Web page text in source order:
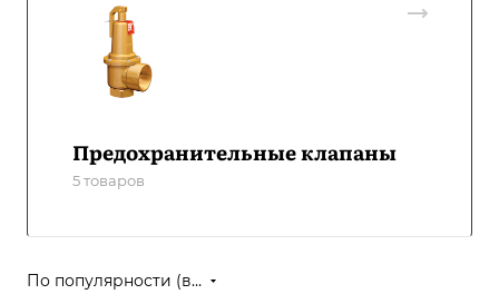
Предохранительные клапаны
5 товаров
По популярности (возрастание)